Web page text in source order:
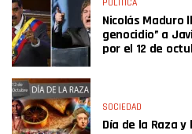
POLÍTICA
Nicolás Maduro
genocidio” a
por el 12 de
SOCIEDAD
Día de la Raza